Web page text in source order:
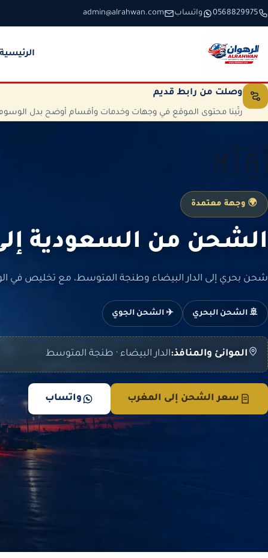
تخطَّ إلى المحتوى
0568829975 واتساب admin@alrahwan.com
الرئيسية
وصلت من رابط قديم
رتّبنا محتوى الموقع في وجهات وخدمات وأقسام أوضح بدل الوسوم
🇲🇦
🌍 وجهة معتمدة
الشحن من السعودية
شحن بحري إلى الدار البيضاء وطنجة المتوسط، مع تخليص في
🚢 الشحن البحري ✈️ الشحن الجوي
الموانئ والمنافذ:الدار البيضاء · طنجة المتوسط
سعر الشحن إلى المغرب واتساب